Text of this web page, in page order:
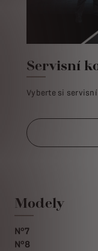
Servisní
Vyberte si
Modely
N°7
N°8